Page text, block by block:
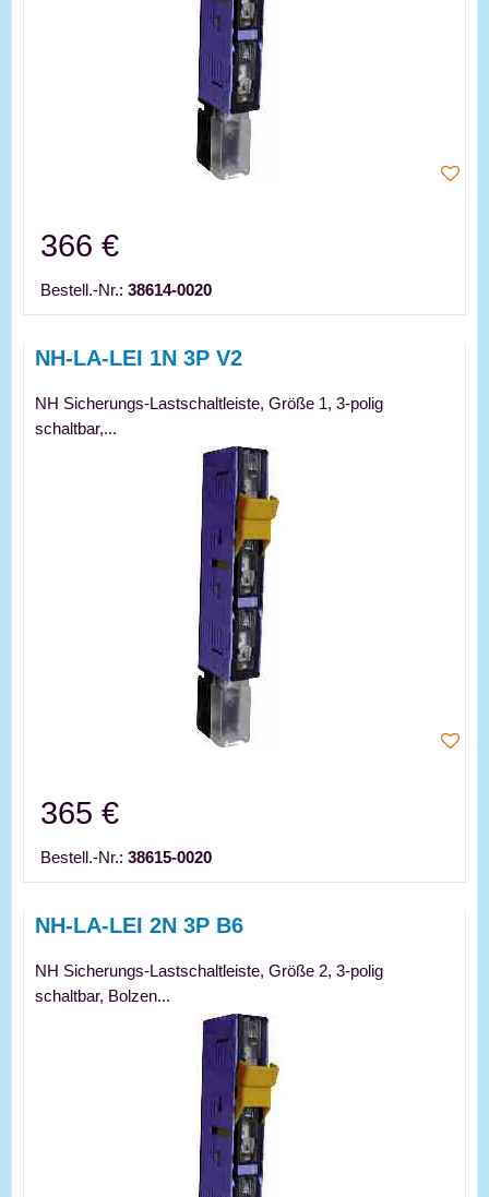
366 €
Bestell.-Nr.: 38614-0020
NH-LA-LEI 1N 3P V2
NH Sicherungs-Lastschaltleiste, Größe 1, 3-polig
schaltbar,...
365 €
Bestell.-Nr.: 38615-0020
NH-LA-LEI 2N 3P B6
NH Sicherungs-Lastschaltleiste, Größe 2, 3-polig
schaltbar, Bolzen...